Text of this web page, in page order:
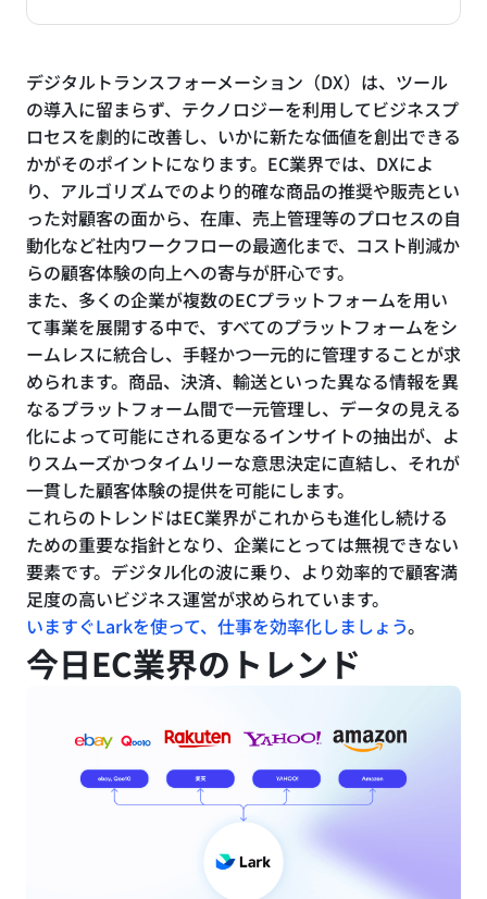
デジタルトランスフォーメーション（DX）は、ツール
の導入に留まらず、テクノロジーを利用してビジネスプ
ロセスを劇的に改善し、いかに新たな価値を創出できる
かがそのポイントになります。EC業界では、DXによ
り、アルゴリズムでのより的確な商品の推奨や販売とい
った対顧客の面から、在庫、売上管理等のプロセスの自
動化など社内ワークフローの最適化まで、コスト削減か
らの顧客体験の向上への寄与が肝心です。
また、多くの企業が複数のECプラットフォームを用い
て事業を展開する中で、すべてのプラットフォームをシ
ームレスに統合し、手軽かつ一元的に管理することが求
められます。商品、決済、輸送といった異なる情報を異
なるプラットフォーム間で一元管理し、データの見える
化によって可能にされる更なるインサイトの抽出が、よ
りスムーズかつタイムリーな意思決定に直結し、それが
一貫した顧客体験の提供を可能にします。
これらのトレンドはEC業界がこれからも進化し続ける
ための重要な指針となり、企業にとっては無視できない
要素です。デジタル化の波に乗り、より効率的で顧客満
足度の高いビジネス運営が求められています。
いますぐLarkを使って、仕事を効率化しましょう。
今日EC業界のトレンド